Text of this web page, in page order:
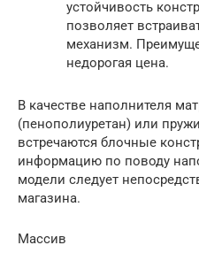
устойчивость
позволяет
механизм.
недорогая цена.
В качестве наполнителя
(пенополиуретан) или
встречаются блочные
информацию по поводу
модели следует
магазина.
Массив